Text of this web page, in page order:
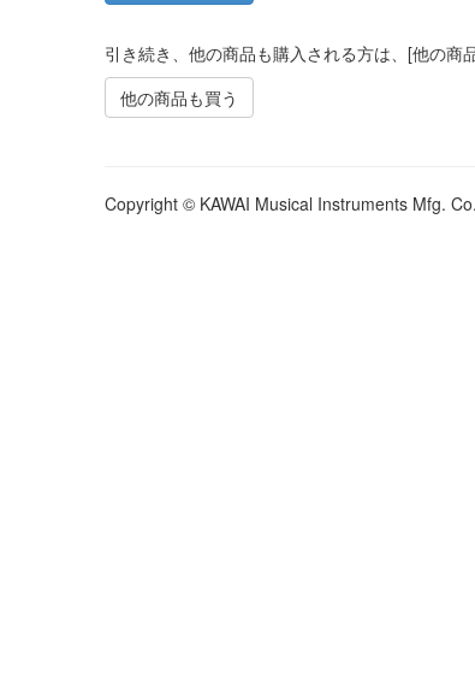
引き続き、他の商品も購入される方は、[他の商
他の商品も買う
Copyright © KAWAI Musical Instruments Mfg.